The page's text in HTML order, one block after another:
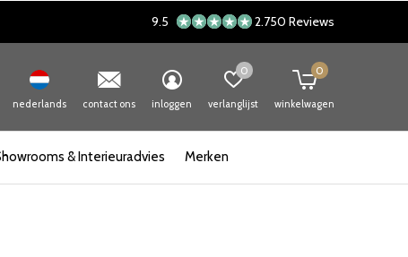
& Interieuradvies Merken
nederlands contact ons inloggen verlanglijst
0
winkelwagen
0
9.5 2.750 Reviews